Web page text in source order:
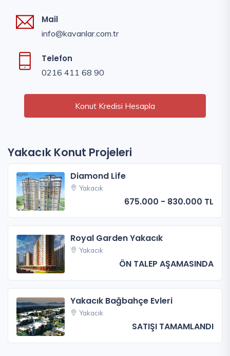
Mail
info@kavanlar.com.tr
Telefon
0216 411 68 90
Konut Kredisi Hesapla
Yakacık Konut Projeleri
Diamond Life
Yakacık
675.000 - 830.000 TL
Royal Garden Yakacık
Yakacık
ÖN TALEP AŞAMASINDA
Yakacık Bağbahçe Evleri
Yakacık
SATIŞI TAMAMLANDI